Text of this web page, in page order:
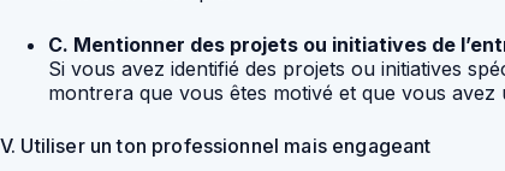
C. Mentionner des projets ou initiatives de
Si vous avez identifié des projets ou initiatives
montrera que vous êtes motivé et que vous
V. Utiliser un ton professionnel mais engageant